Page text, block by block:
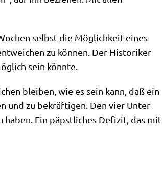
selbst die Mög­lich­keit eines
zu kön­nen. Der Histo­ri­ker
sein könnte.
blei­ben, wie es sein kann, daß ein
und zu bekräf­ti­gen. Den vier Unter­
haben. Ein päpst­li­ches Defi­zit, das mit